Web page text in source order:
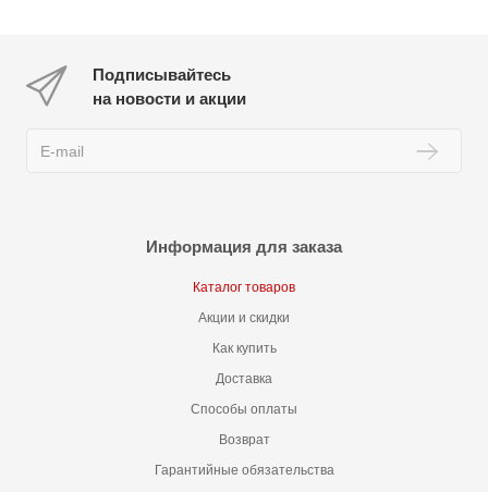
Подписывайтесь
на новости и акции
Информация для заказа
Каталог товаров
Акции и скидки
Как купить
Доставка
Способы оплаты
Возврат
Гарантийные обязательства